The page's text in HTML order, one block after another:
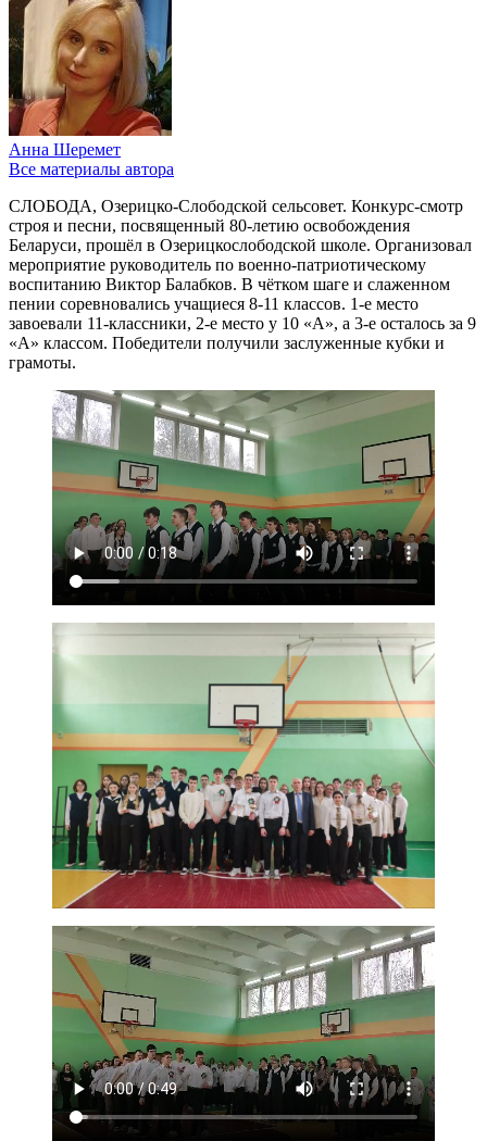
Анна Шеремет
Все материалы автора
СЛОБОДА, Озерицко-Слободской сельсовет. Конкурс-смотр
строя и песни, посвященный 80-летию освобождения
Беларуси, прошёл в Озерицкослободской школе. Организовал
мероприятие руководитель по военно-патриотическому
воспитанию Виктор Балабков. В чётком шаге и слаженном
пении соревновались учащиеся 8-11 классов. 1-е место
завоевали 11-классники, 2-е место у 10 «А», а 3-е осталось за 9
«А» классом. Победители получили заслуженные кубки и
грамоты.